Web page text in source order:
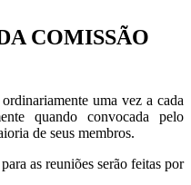
COMISSÃO
uma vez a cada
quando convocada pelo
de seus membros.
as reuniões serão feitas por